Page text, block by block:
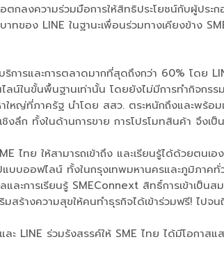
ลงความร่วมมือการให้สิทธิประโยชน์กับผู้ประ
อง LINE ในฐานะเพื่อนร่วมทางเคียงข้าง
ริการและการตลาดมากที่สุดถึงกว่า 60% โด
ในขั้นพื้นฐานเท่านั้น โดยยังไม่มีการทำกิจกร
หญ่ที่ภาครัฐ นำโดย สสว. ตระหนักถึงและพร้อ
ลึก ทั้งในด้านการขาย การโปรโมทสินค้า จึง
ไทย ให้สามารถเข้าถึง และเรียนรู้ได้ด้วยตนเ
บออฟไลน์ ทั้งในกรุงเทพมหานครและภูมิภาค
การเรียนรู้ SMEConnext สิทธิ์การเข้าเป็น
ร้างความสุขให้คนทำธุรกิจได้เข้าร่วมฟรี! ไป
ร่วมรังสรรค์ให้ SME ไทย ได้มีโอกาส